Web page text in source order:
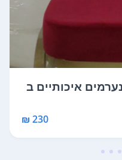
איכותיים ב
230 ₪